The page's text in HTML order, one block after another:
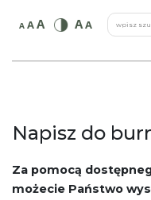
A AA AA wpisz
Napisz do
Za pomocą
możecie Państwo